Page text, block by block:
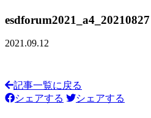
esdforum2021_a4_20210827
2021.09.12
記事一覧に戻る
シェアする
シェアする